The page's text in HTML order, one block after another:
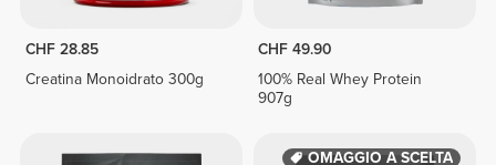
CHF 28.85
Creatina Monoidrato 300g
CHF 49.90
100% Real Whey Protein
907g
OMAGGIO A SCELTA